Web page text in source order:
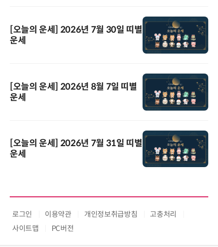
[오늘의 운세] 2026년 7월 30일 띠별
운세
[오늘의 운세] 2026년 8월 7일 띠별
운세
[오늘의 운세] 2026년 7월 31일 띠별
운세
로그인 이용약관 개인정보취급방침
고충처리
사이트맵
PC버전